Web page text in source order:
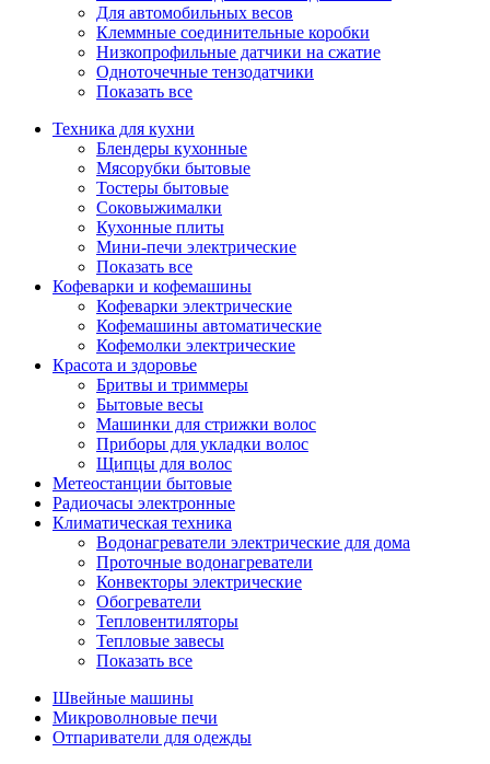
Для автомобильных весов
Клеммные соединительные коробки
Низкопрофильные датчики на сжатие
Одноточечные тензодатчики
Показать все
Техника для кухни
Блендеры кухонные
Мясорубки бытовые
Тостеры бытовые
Соковыжималки
Кухонные плиты
Мини-печи электрические
Показать все
Кофеварки и кофемашины
Кофеварки электрические
Кофемашины автоматические
Кофемолки электрические
Красота и здоровье
Бритвы и триммеры
Бытовые весы
Машинки для стрижки волос
Приборы для укладки волос
Щипцы для волос
Метеостанции бытовые
Радиочасы электронные
Климатическая техника
Водонагреватели электрические для дома
Проточные водонагреватели
Конвекторы электрические
Обогреватели
Тепловентиляторы
Тепловые завесы
Показать все
Швейные машины
Микроволновые печи
Отпариватели для одежды